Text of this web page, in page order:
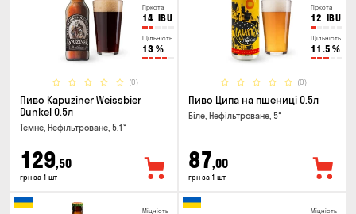
Гіркота
14 IBU
Щільність
13 %
(0)
Пиво Kapuziner Weissbier
Dunkel 0.5л
Темне, Нефільтроване, 5.1°
129,50
грн за 1 шт
Гіркота
12 IBU
Щільність
11.5 %
(0)
Пиво Ципа на пшениці 0.5л
Біле, Нефільтроване, 5°
87,00
грн за 1 шт
Міцність Міцність